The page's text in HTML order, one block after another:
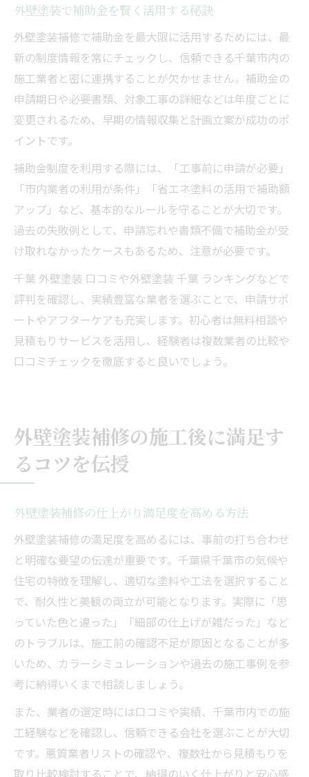
外壁塗装で補助金を賢く活用する秘訣
外壁塗装補修で補助金を最大限に活用するためには、最
新の制度情報を常にチェックし、信頼できる千葉市内の
施工業者と密に連携することが欠かせません。補助金の
申請期日や必要書類、対象工事の詳細などは年度ごとに
変更されるため、早期の情報収集と計画立案が成功のポ
イントです。
補助金制度を利用する際には、「工事前に申請が必要」
「市内業者の利用が条件」「省エネ塗料の活用で補助額
アップ」など、基本的なルールを守ることが大切です。
過去の失敗例として、申請忘れや書類不備で補助金が受
け取れなかったケースもあるため、注意が必要です。
千葉 外壁塗装 口コミや外壁塗装 千葉 ランキングなどで
評判を確認し、実績豊富な業者を選ぶことで、申請サポ
ートやアフターケアも充実します。初心者は無料相談や
見積もりサービスを活用し、経験者は複数業者の比較や
口コミチェックを徹底すると良いでしょう。
外壁塗装補修の施工後に満足す
るコツを伝授
外壁塗装補修の仕上がり満足度を高める方法
外壁塗装補修の満足度を高めるには、事前の打ち合わせ
と明確な要望の伝達が重要です。千葉県千葉市の気候や
住宅の特徴を理解し、適切な塗料や工法を選択すること
で、耐久性と美観の両立が可能となります。実際に「思
っていた色と違った」「細部の仕上げが雑だった」など
のトラブルは、施工前の確認不足が原因となることが多
いため、カラーシミュレーションや過去の施工事例を参
考に納得いくまで相談しましょう。
また、業者の選定時には口コミや実績、千葉市内での施
工経験などを確認し、信頼できる会社を選ぶことが大切
です。悪質業者リストの確認や、複数社から見積もりを